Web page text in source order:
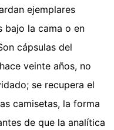
ejemplares
bajo la cama o en
cápsulas del
veinte años, no
se recupera el
camisetas, la forma
de que la analítica